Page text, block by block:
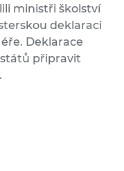
ministři školství
deklaraci
Deklarace
připravit